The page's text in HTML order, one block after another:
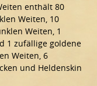
enthält 80
Weiten, 10
Weiten, 1
1 zufällige goldene
Weiten, 6
und Heldenskin